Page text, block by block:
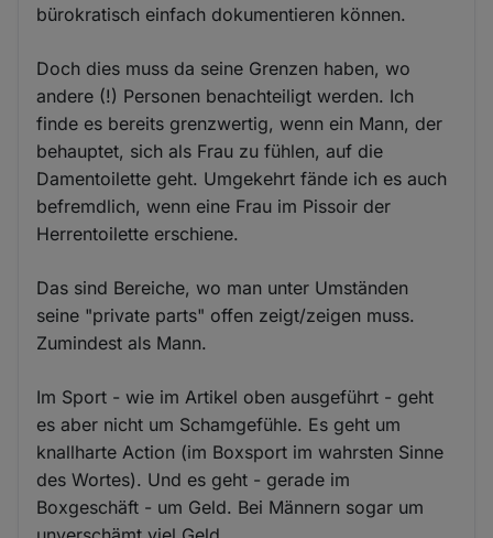
bürokratisch einfach dokumentieren können.
Doch dies muss da seine Grenzen haben, wo
andere (!) Personen benachteiligt werden. Ich
finde es bereits grenzwertig, wenn ein Mann, der
behauptet, sich als Frau zu fühlen, auf die
Damentoilette geht. Umgekehrt fände ich es auch
befremdlich, wenn eine Frau im Pissoir der
Herrentoilette erschiene.
Das sind Bereiche, wo man unter Umständen
seine "private parts" offen zeigt/zeigen muss.
Zumindest als Mann.
Im Sport - wie im Artikel oben ausgeführt - geht
es aber nicht um Schamgefühle. Es geht um
knallharte Action (im Boxsport im wahrsten Sinne
des Wortes). Und es geht - gerade im
Boxgeschäft - um Geld. Bei Männern sogar um